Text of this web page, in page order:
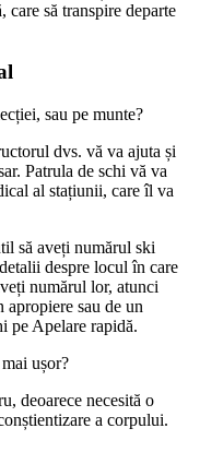
să transpire departe
sau pe munte?
dvs. vă va ajuta și
Patrula de schi vă va
al stațiunii, care îl va
să aveți numărul ski
despre locul în care
numărul lor, atunci
sau de un
pe Apelare rapidă.
ușor?
deoarece necesită o
a corpului.